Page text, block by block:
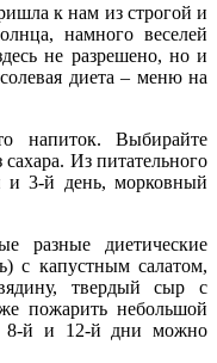
к нам из строгой и
намного веселей
не разрешено, но и
диета – меню на
напиток. Выбирайте
Из питательного
и 3-й день, морковный
разные диетические
с капустным салатом,
твердый сыр с
пожарить небольшой
8-й и 12-й дни можно